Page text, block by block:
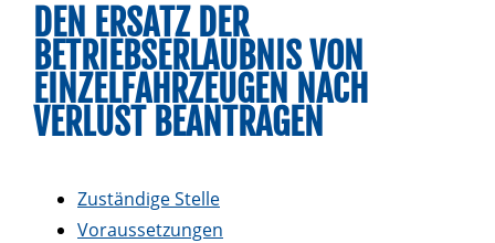
DEN ERSATZ DER
BETRIEBSERLAUBNIS VON
EINZELFAHRZEUGEN NACH
VERLUST BEANTRAGEN
Zuständige Stelle
Voraussetzungen